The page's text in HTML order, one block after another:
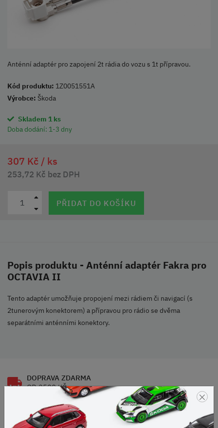
Anténní adaptér pro zapojení 2t rádia do vozu s 1t přípravou.
Kód produktu: 1Z0051551A
Výrobce: Škoda
Skladem 1 ks
Doba dodání: 1-3 dny
307 Kč / ks
253,72 Kč bez DPH
PŘIDAT DO KOŠÍKU
Popis produktu - Anténní adaptér Fakra pro
OCTAVIA II
Tento adaptér umožňuje propojení mezi rádiem či navigací (s
2tunerovým konektorem) a přípravou pro rádio se dvěma
separátními anténními konektory.
DOPRAVA ZDARMA
OD 2500 KČ
VELKÝ VÝBĚR
ZNAČEK
×